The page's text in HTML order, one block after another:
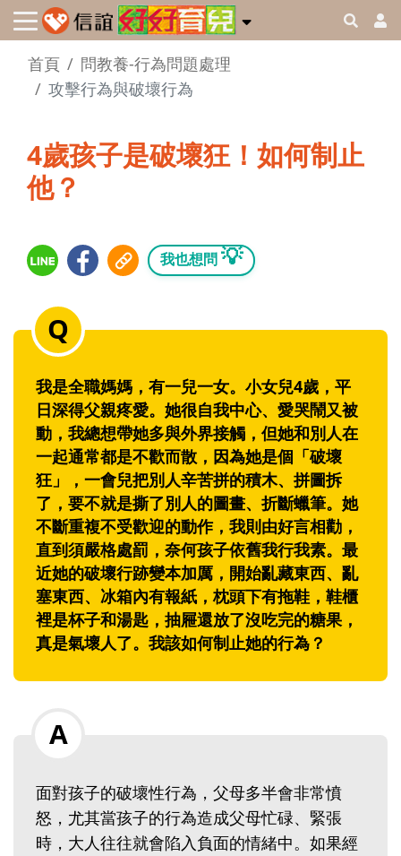
首頁
問教養-行為問題處理
攻擊行為與破壞行為
4歲孩子是破壞狂！如何制止
他？
我也想問 💡
我是全職媽媽，有一兒一女。小女兒4歲，平
日深得父親疼愛。她很自我中心、愛哭鬧又被
動，我總想帶她多與外界接觸，但她和別人在
一起通常都是不歡而散，因為她是個「破壞
狂」，一會兒把別人辛苦拼的積木、拼圖拆
了，要不就是撕了別人的圖畫、折斷蠟筆。她
不斷重複不受歡迎的動作，我則由好言相勸，
直到須嚴格處罰，奈何孩子依舊我行我素。最
近她的破壞行跡變本加厲，開始亂藏東西、亂
塞東西、冰箱內有報紙，枕頭下有拖鞋，鞋櫃
裡是杯子和湯匙，抽屜還放了沒吃完的糖果，
真是氣壞人了。我該如何制止她的行為？
面對孩子的破壞性行為，父母多半會非常憤
怒，尤其當孩子的行為造成父母忙碌、緊張
時，大人往往就會陷入負面的情緒中。如果經